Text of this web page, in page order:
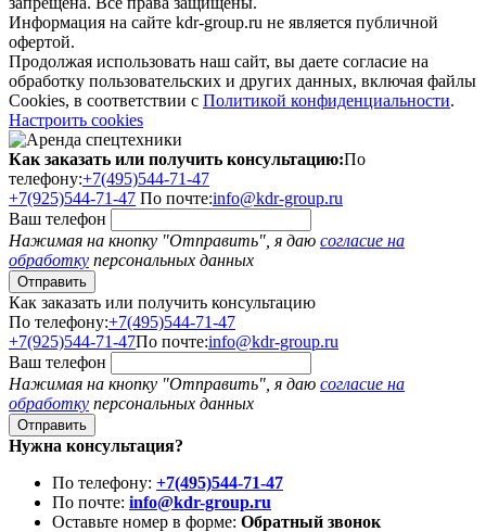
Информация на сайте kdr-group.ru не является публичной
офертой.
Продолжая использовать наш сайт, вы даете согласие на
обработку пользовательских и других данных, включая файлы
Cookies, в соответствии с Политикой конфиденциальности.
Настроить cookies
Как заказать или получить консультацию:По
телефону:+7(495)544-71-47
+7(925)544-71-47 По почте:info@kdr-group.ru
Ваш телефон
Нажимая на кнопку "Отправить", я даю согласие на
обработку персональных данных
Как заказать или получить консультацию
По телефону:+7(495)544-71-47
+7(925)544-71-47По почте:info@kdr-group.ru
Ваш телефон
Нажимая на кнопку "Отправить", я даю согласие на
обработку персональных данных
Нужна консультация?
По телефону: +7(495)544-71-47
По почте: info@kdr-group.ru
Оставьте номер в форме: Обратный звонок